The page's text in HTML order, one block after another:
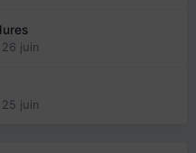
26 juin
25 juin